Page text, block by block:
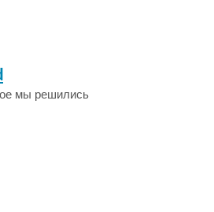
мы решились